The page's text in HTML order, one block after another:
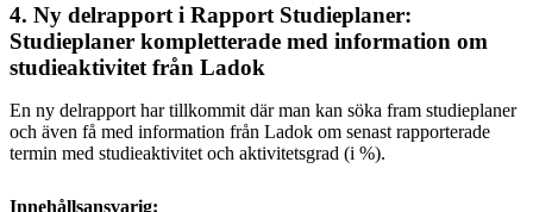
4. Ny delrapport i Rapport Studieplaner:
Studieplaner kompletterade med information om
studieaktivitet från Ladok
En ny delrapport har tillkommit där man kan söka fram studieplaner
och även få med information från Ladok om senast rapporterade
termin med studieaktivitet och aktivitetsgrad (i %).
Innehållsansvarig: